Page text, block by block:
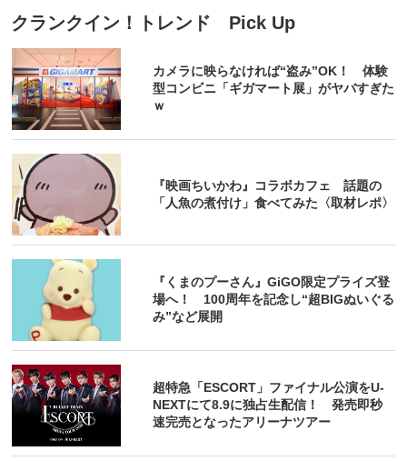
クランクイン！トレンド Pick Up
カメラに映らなければ“盗み”OK！ 体験
型コンビニ「ギガマート展」がヤバすぎた
ｗ
『映画ちいかわ』コラボカフェ 話題の
「人魚の煮付け」食べてみた〈取材レポ〉
『くまのプーさん』GiGO限定プライズ登
場へ！ 100周年を記念し“超BIGぬいぐる
み”など展開
超特急「ESCORT」ファイナル公演をU-
NEXTにて8.9に独占生配信！ 発売即秒
速完売となったアリーナツアー